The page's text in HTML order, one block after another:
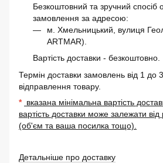
Безкоштовний та зручний спосіб
замовлення за адресою:
м. Хмельницький, вулиця
ARTMAR).
Вартість доставки - безкоштовно.
Термін доставки замовлень від 1 до
відправлення товару.
* вказана мінімальна вартість
вартість доставки може залежати від
(об'єм та ваша посилка тощо).
Детальніше про доставку